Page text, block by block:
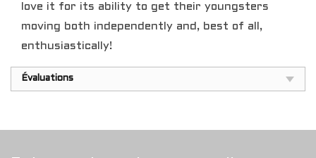
love it for its ability to get their youngsters
moving both independently and, best of all,
enthusiastically!
Évaluations